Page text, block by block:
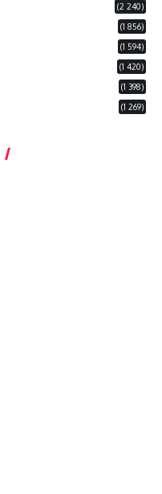
(2 240)
(1 856)
(1 594)
(1 420)
(1 398)
(1 269)